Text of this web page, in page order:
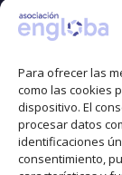
Para ofrecer las
como las cookies
dispositivo. El
procesar datos
identificaciones
consentimiento,
Espacio